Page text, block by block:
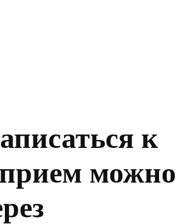
к
можно